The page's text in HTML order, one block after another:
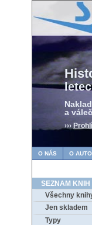
a
›››
O NÁS O
SEZNAM KNIH
Všechny
Jen skladem
Typy